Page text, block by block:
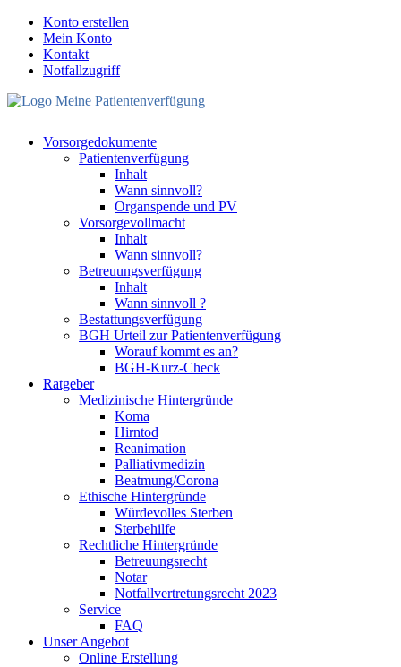
Konto erstellen
Mein Konto
Kontakt
Notfallzugriff
Vorsorgedokumente
Patientenverfügung
Inhalt
Wann sinnvoll?
Organspende und PV
Vorsorgevollmacht
Inhalt
Wann sinnvoll?
Betreuungsverfügung
Inhalt
Wann sinnvoll ?
Bestattungsverfügung
BGH Urteil zur Patientenverfügung
Worauf kommt es an?
BGH-Kurz-Check
Ratgeber
Medizinische Hintergründe
Koma
Hirntod
Reanimation
Palliativmedizin
Beatmung/Corona
Ethische Hintergründe
Würdevolles Sterben
Sterbehilfe
Rechtliche Hintergründe
Betreuungsrecht
Notar
Notfallvertretungsrecht 2023
Service
FAQ
Unser Angebot
Online Erstellung